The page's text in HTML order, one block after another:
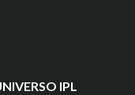
IPL